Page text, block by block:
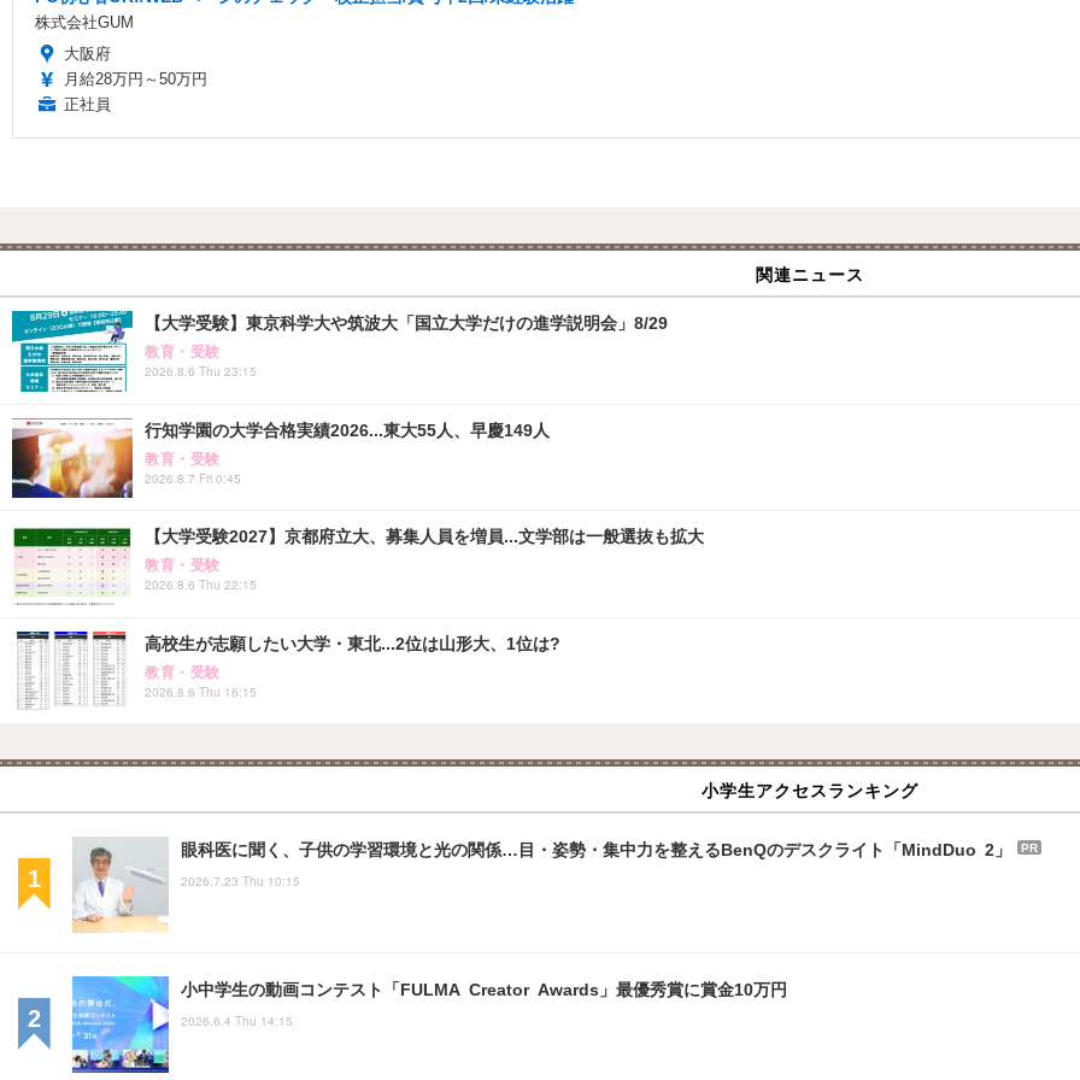
株式会社GUM
大阪府
月給28万円～50万円
正社員
関連ニュース
【大学受験】東京科学大や筑波大「国立大学だけの進学説明会」8/29
教育・受験
2026.8.6 Thu 23:15
行知学園の大学合格実績2026...東大55人、早慶149人
教育・受験
2026.8.7 Fri 0:45
【大学受験2027】京都府立大、募集人員を増員...文学部は一般選抜も拡大
教育・受験
2026.8.6 Thu 22:15
高校生が志願したい大学・東北...2位は山形大、1位は?
教育・受験
2026.8.6 Thu 16:15
小学生アクセスランキング
眼科医に聞く、子供の学習環境と光の関係…目・姿勢・集中力を整えるBenQのデスクライト「MindDuo 2」 PR
2026.7.23 Thu 10:15
小中学生の動画コンテスト「FULMA Creator Awards」最優秀賞に賞金10万円
2026.6.4 Thu 14:15